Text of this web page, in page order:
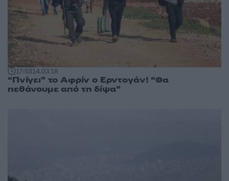
17:5314.03.18
“Πνίγει” το Αφρίν ο Ερντογάν! “Θα
πεθάνουμε από τη δίψα”